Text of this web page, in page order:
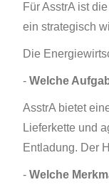
Für AsstrA ist
ein strategisch
Die
- Welche
AsstrA bietet
Lieferkette und
Entladung. Der
- Welche